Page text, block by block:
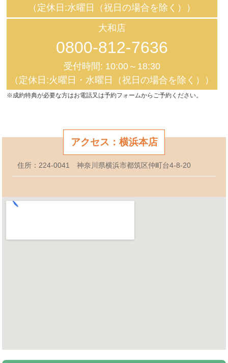
（定休日:水曜日（祝日の場合を除く））
大和店
0800-812-7636
受付時間: 10:00～18:30
（定休日:火曜日・水曜日（祝日の場合を除く））
※成約特典が必要な方はお電話又は予約フォームからご予約ください。
アクセス：横浜本店
住所：224-0041 神奈川県横浜市都筑区仲町台4-8-20